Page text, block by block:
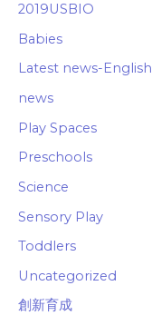
2019USBIO
Babies
Latest news-English
news
Play Spaces
Preschools
Science
Sensory Play
Toddlers
Uncategorized
創新育成